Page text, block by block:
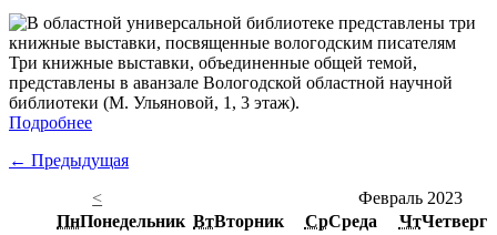
Три книжные выставки, объединенные общей темой,
представлены в аванзале Вологодской областной научной
библиотеки (М. Ульяновой, 1, 3 этаж).
Подробнее
← Предыдущая
<
Февраль 2023
ПнПонедельник ВтВторник СрСреда ЧтЧетверг